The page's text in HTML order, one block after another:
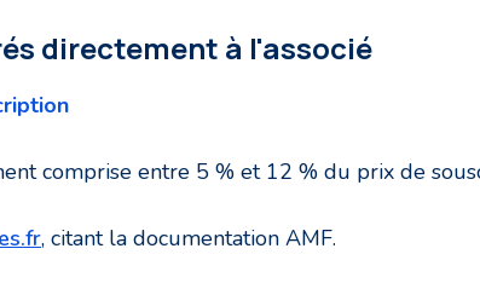
directement à l'associé
comprise entre 5 % et 12 % du prix de
, citant la documentation AMF.